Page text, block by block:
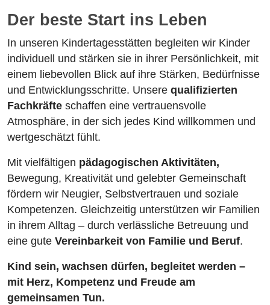
Der beste Start ins Leben
In unseren Kindertagesstätten begleiten wir Kinder
individuell und stärken sie in ihrer Persönlichkeit, mit
einem liebevollen Blick auf ihre Stärken, Bedürfnisse
und Entwicklungsschritte. Unsere qualifizierten
Fachkräfte schaffen eine vertrauensvolle
Atmosphäre, in der sich jedes Kind willkommen und
wertgeschätzt fühlt.
Mit vielfältigen pädagogischen Aktivitäten,
Bewegung, Kreativität und gelebter Gemeinschaft
fördern wir Neugier, Selbstvertrauen und soziale
Kompetenzen. Gleichzeitig unterstützen wir Familien
in ihrem Alltag – durch verlässliche Betreuung und
eine gute Vereinbarkeit von Familie und Beruf.
Kind sein, wachsen dürfen, begleitet werden –
mit Herz, Kompetenz und Freude am
gemeinsamen Tun.